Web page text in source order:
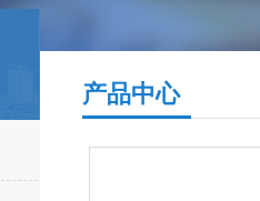
产品中心